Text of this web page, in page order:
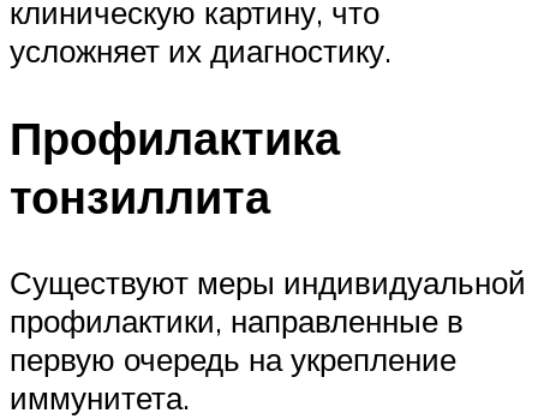
клиническую картину, что
усложняет их диагностику.
Профилактика
тонзиллита
Существуют меры индивидуальной
профилактики, направленные в
первую очередь на укрепление
иммунитета.